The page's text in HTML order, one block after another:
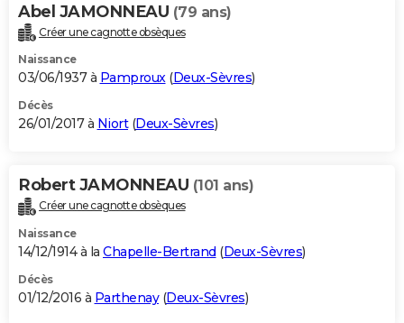
Abel JAMONNEAU (79 ans)
Créer une cagnotte obsèques
Naissance
03/06/1937 à Pamproux(Deux-Sèvres)
Décès
26/01/2017 à Niort(Deux-Sèvres)
Robert JAMONNEAU (101 ans)
Créer une cagnotte obsèques
Naissance
14/12/1914 à la Chapelle-Bertrand (Deux-Sèvres)
Décès
01/12/2016 à Parthenay(Deux-Sèvres)